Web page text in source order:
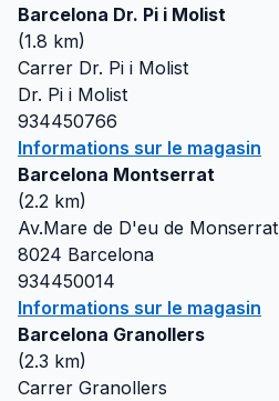
Barcelona Dr. Pi i Molist
(1.8 km)
Carrer Dr. Pi i Molist
Dr. Pi i Molist
934450766
Informations sur le magasin
Barcelona Montserrat
(2.2 km)
Av.Mare de D'eu de Monserrat
8024 Barcelona
934450014
Informations sur le magasin
Barcelona Granollers
(2.3 km)
Carrer Granollers